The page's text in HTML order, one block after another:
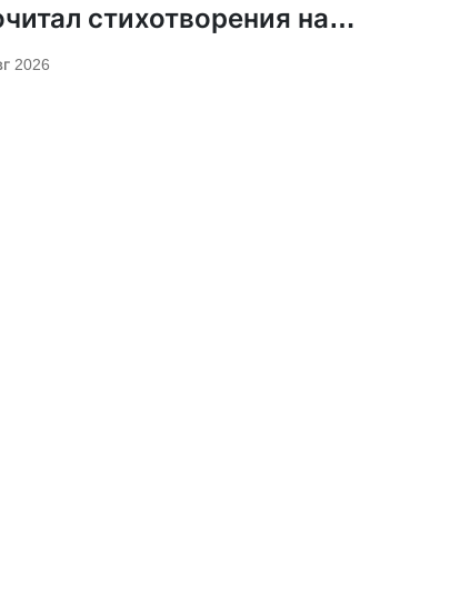
стихотворения на
храмов РПЦ
2026